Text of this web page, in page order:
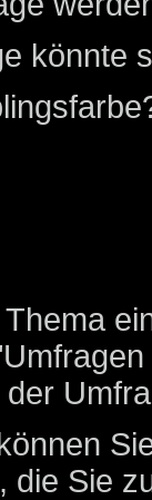
könnte
die Sie